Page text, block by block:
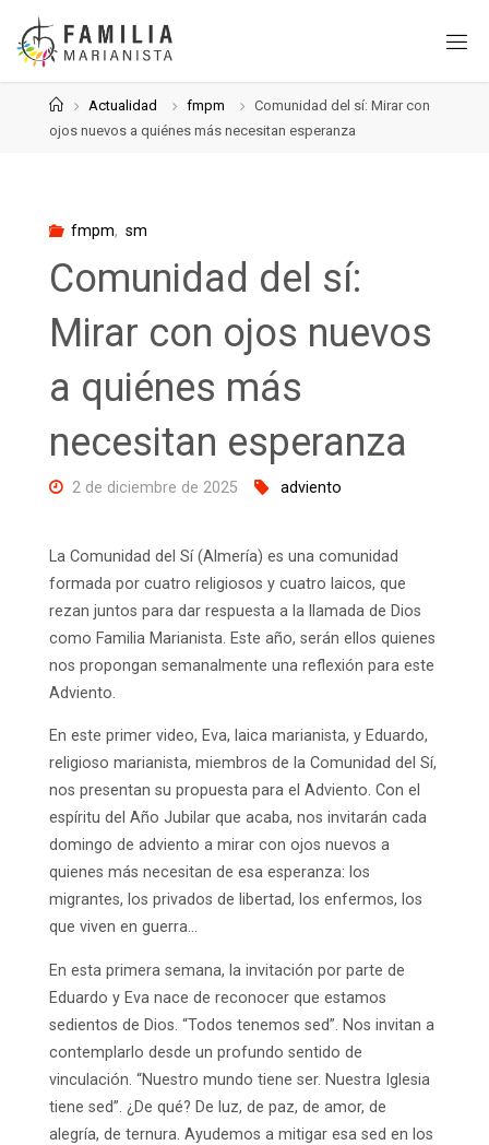
Saltar
contenido
Página
de
Actualidad fmpm
Comunidad del sí: Mirar con
ojos nuevos a quiénes más necesitan esperanza
fmpm, sm
Comunidad del sí:
Mirar con ojos nuevos
a quiénes más
necesitan esperanza
2 de diciembre de 2025 adviento
La Comunidad del Sí (Almería) es una comunidad
formada por cuatro religiosos y cuatro laicos, que
rezan juntos para dar respuesta a la llamada de Dios
como Familia Marianista. Este año, serán ellos quienes
nos propongan semanalmente una reflexión para este
Adviento.
En este primer video, Eva, laica marianista, y Eduardo,
religioso marianista, miembros de la Comunidad del Sí,
nos presentan su propuesta para el Adviento. Con el
espíritu del Año Jubilar que acaba, nos invitarán cada
domingo de adviento a mirar con ojos nuevos a
quienes más necesitan de esa esperanza: los
migrantes, los privados de libertad, los enfermos, los
que viven en guerra…
En esta primera semana, la invitación por parte de
Eduardo y Eva nace de reconocer que estamos
sedientos de Dios. “Todos tenemos sed”. Nos invitan a
contemplarlo desde un profundo sentido de
vinculación. “Nuestro mundo tiene ser. Nuestra Iglesia
tiene sed”. ¿De qué? De luz, de paz, de amor, de
alegría, de ternura. Ayudemos a mitigar esa sed en los